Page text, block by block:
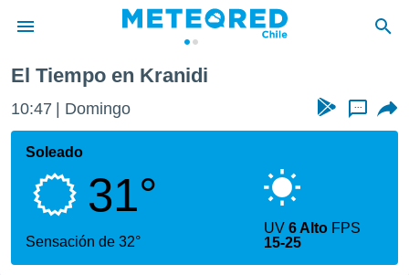
de
por
que se
calidad.
a este
las
El Tiempo en Kranidi
10:47 Domingo ...
Soleado
31°
Sensación de 32°
UV6 Alto FPS
15-25